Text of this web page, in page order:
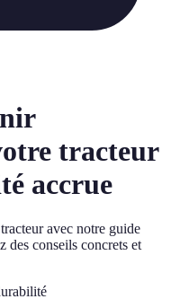
tracteur
accrue
avec notre guide
des conseils concrets et